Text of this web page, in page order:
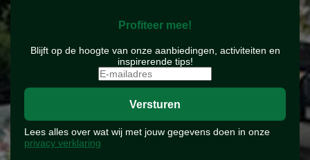
Profiteer mee!
Blijft op de hoogte van onze aanbiedingen, activiteiten en
inspirerende tips!
Lees alles over wat wij met jouw gegevens doen in onze
privacy verklaring